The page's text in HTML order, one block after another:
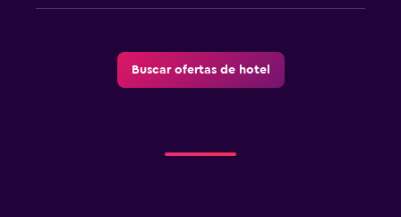
Limpieza diaria
Estacionamiento y transporte
Buscar ofertas de hotel